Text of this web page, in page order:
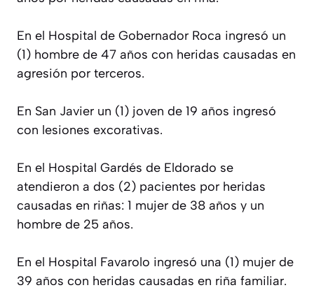
En el Hospital de Gobernador Roca ingresó un
(1) hombre de 47 años con heridas causadas en
agresión por terceros.
En San Javier un (1) joven de 19 años ingresó
con lesiones excorativas.
En el Hospital Gardés de Eldorado se
atendieron a dos (2) pacientes por heridas
causadas en riñas: 1 mujer de 38 años y un
hombre de 25 años.
En el Hospital Favarolo ingresó una (1) mujer de
39 años con heridas causadas en riña familiar.